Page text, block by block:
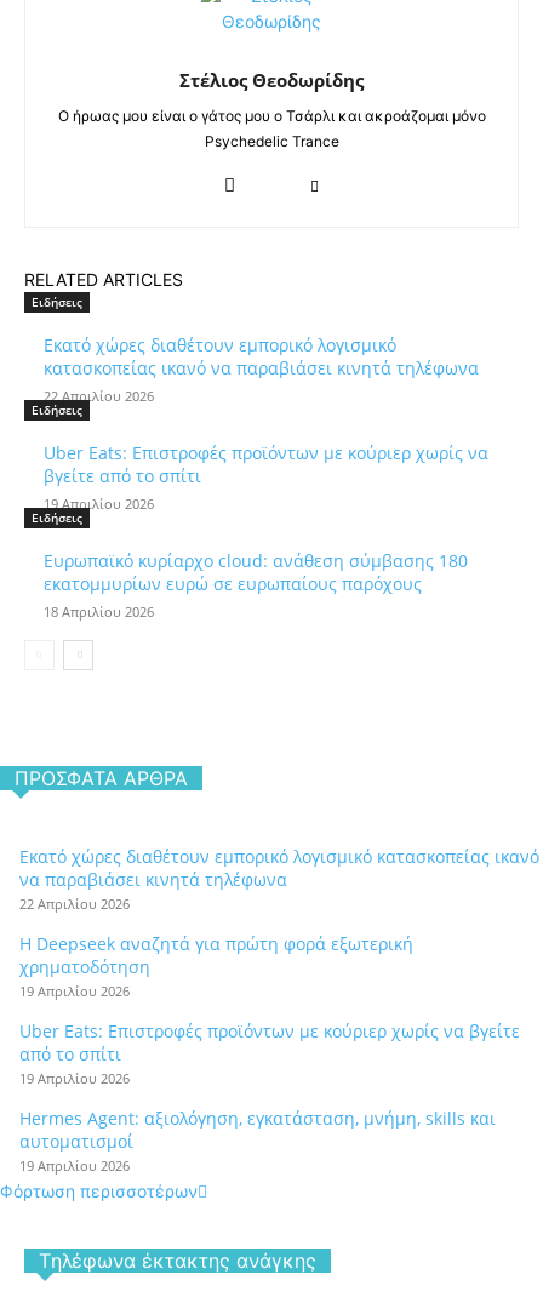
Στέλιος Θεοδωρίδης
Ο ήρωας μου είναι ο γάτος μου ο Τσάρλι και ακροάζομαι μόνο
Psychedelic Trance
RELATED ARTICLES
Ειδήσεις
Εκατό χώρες διαθέτουν εμπορικό λογισμικό
κατασκοπείας ικανό να παραβιάσει κινητά τηλέφωνα
22 Απριλίου 2026
Ειδήσεις
Uber Eats: Επιστροφές προϊόντων με κούριερ χωρίς να
βγείτε από το σπίτι
19 Απριλίου 2026
Ειδήσεις
Ευρωπαϊκό κυρίαρχο cloud: ανάθεση σύμβασης 180
εκατομμυρίων ευρώ σε ευρωπαίους παρόχους
18 Απριλίου 2026
ΠΡΌΣΦΑΤΑ ΆΡΘΡΑ
Εκατό χώρες διαθέτουν εμπορικό λογισμικό κατασκοπείας ικανό
να παραβιάσει κινητά τηλέφωνα
22 Απριλίου 2026
Η Deepseek αναζητά για πρώτη φορά εξωτερική
χρηματοδότηση
19 Απριλίου 2026
Uber Eats: Επιστροφές προϊόντων με κούριερ χωρίς να βγείτε
από το σπίτι
19 Απριλίου 2026
Hermes Agent: αξιολόγηση, εγκατάσταση, μνήμη, skills και
αυτοματισμοί
19 Απριλίου 2026
Φόρτωση περισσοτέρων
Tηλέφωνα έκτακτης ανάγκης